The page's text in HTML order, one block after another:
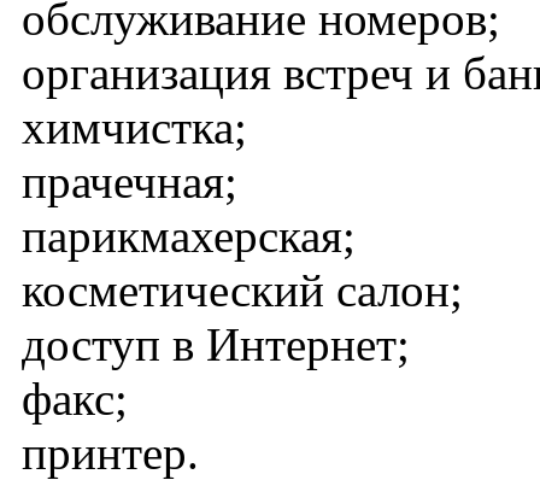
обслуживание номеров;
организация встреч и
химчистка;
прачечная;
парикмахерская;
косметический салон;
доступ в Интернет;
факс;
принтер.